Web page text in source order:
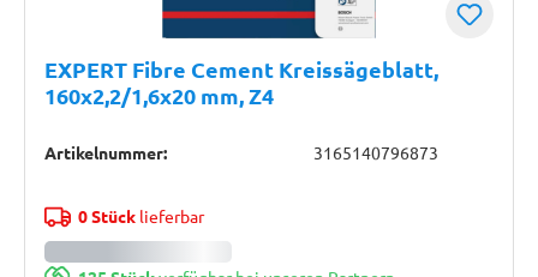
EXPERT Fibre Cement Kreissägeblatt,
160x2,2/1,6x20 mm, Z4
Artikelnummer: 3165140796873
0 Stücklieferbar